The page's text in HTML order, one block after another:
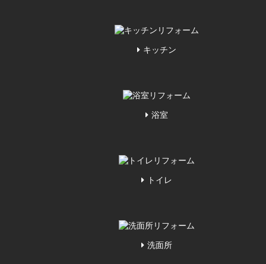
キッチン
浴室
トイレ
洗面所